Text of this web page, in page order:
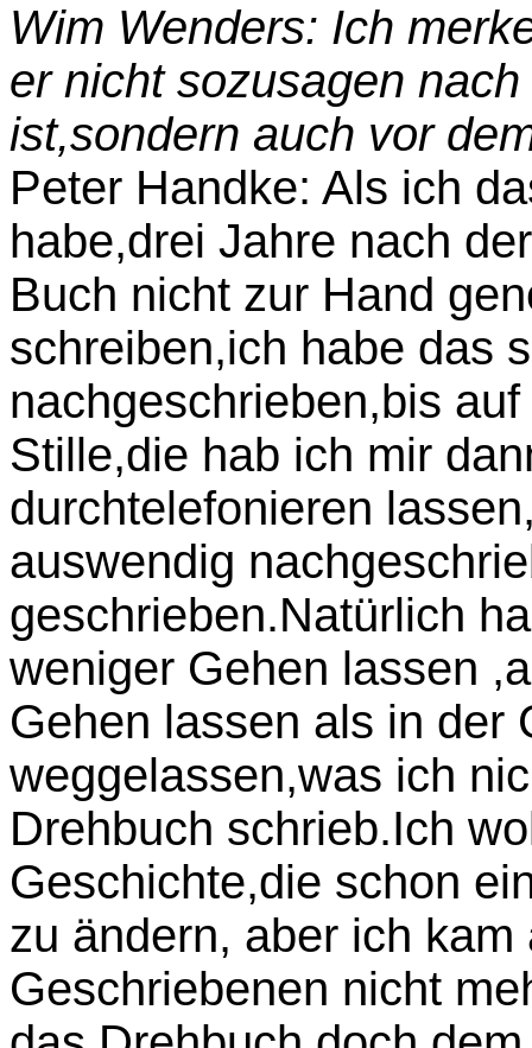
Wim Wenders: Ich
er nicht sozusagen
ist,sondern auch vor
Peter Handke: Als ich
habe,drei Jahre nach
Buch nicht zur Hand
schreiben,ich habe das
nachgeschrieben,bis
Stille,die hab ich mir
durchtelefonieren
auswendig
geschrieben.Natürlich
weniger Gehen lassen
Gehen lassen als in der
weggelassen,was ich
Drehbuch schrieb.Ich
Geschichte,die schon
zu ändern, aber ich
Geschriebenen nicht